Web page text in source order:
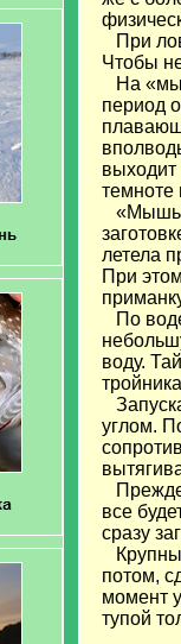
При
Чтобы
На
период
«Мышь»
летела
При
По
воду.
углом.
Прежде
все
сразу
потом,
момент
тупой